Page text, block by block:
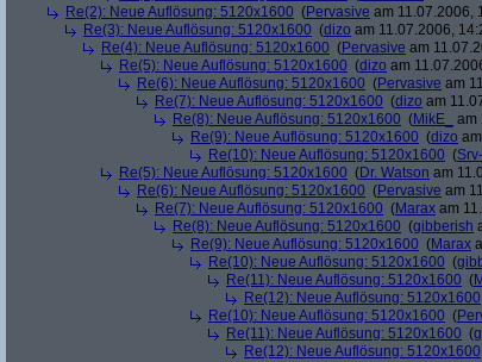
Re(2): Neue Auflösung: 5120x1600 (Pervasive am 11.07.2006,
Re(3): Neue Auflösung: 5120x1600 (dizo am 11.07.2006,
Re(4): Neue Auflösung: 5120x1600 (Pervasive am
Re(5): Neue Auflösung: 5120x1600 (dizo am
Re(6): Neue Auflösung: 5120x1600 (Pervasive am
Re(7): Neue Auflösung: 5120x1600 (dizo am
Re(8): Neue Auflösung: 5120x1600 (MikE_
am
Re(9): Neue Auflösung: 5120x1600 (dizo
Re(10): Neue Auflösung: 5120x1600 (
Re(5): Neue Auflösung: 5120x1600 (Dr. Watson am
Re(6): Neue Auflösung: 5120x1600 (Pervasive am
Re(7): Neue Auflösung: 5120x1600 (Marax am
Re(8): Neue Auflösung: 5120x1600 (gibberish
Re(9): Neue Auflösung: 5120x1600 (Marax
Re(10): Neue Auflösung: 5120x1600 (
Re(11): Neue Auflösung: 5120x1600 (
Re(12): Neue Auflösung: 5120x1600
Re(10): Neue Auflösung: 5120x1600 (
Re(11): Neue Auflösung: 5120x1600 (
Re(12): Neue Auflösung: 5120x1600